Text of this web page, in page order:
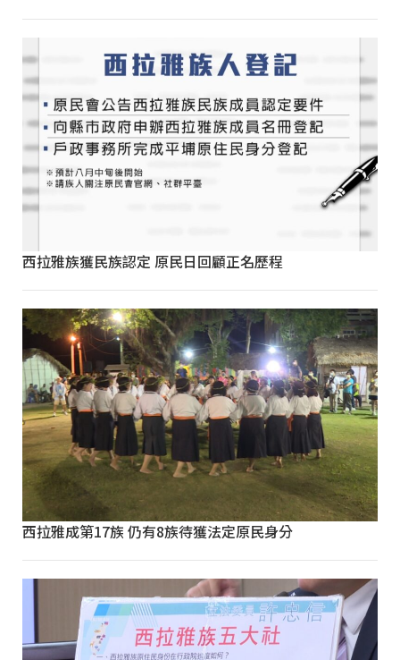
西拉雅族獲民族認定 原民日回顧正名歷程
西拉雅成第17族 仍有8族待獲法定原民身分